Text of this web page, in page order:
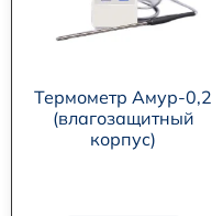
Термометр Амур-0,2
(влагозащитный
корпус)